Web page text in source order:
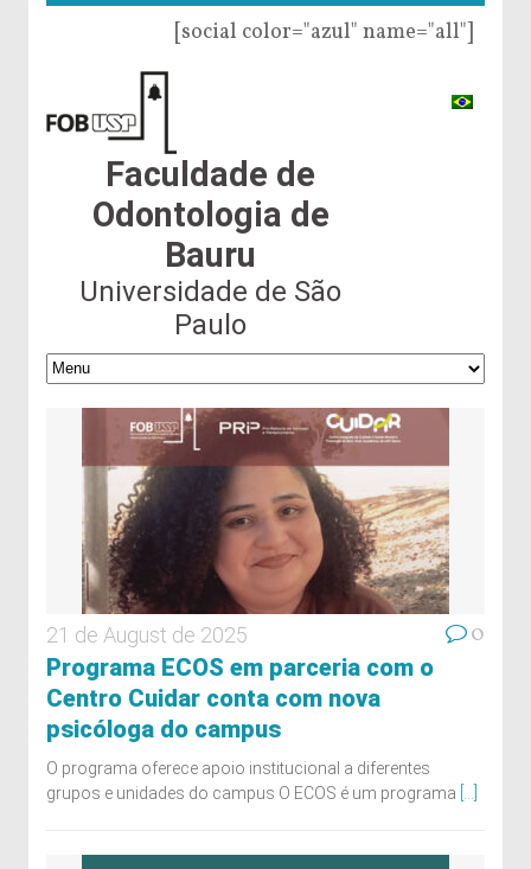
[social color="azul" name="all"]
Faculdade de
Odontologia de
Bauru
Universidade de São
Paulo
21 de August de 2025 0
Programa ECOS em parceria com o
Centro Cuidar conta com nova
psicóloga do campus
O programa oferece apoio institucional a diferentes
grupos e unidades do campus O ECOS é um programa